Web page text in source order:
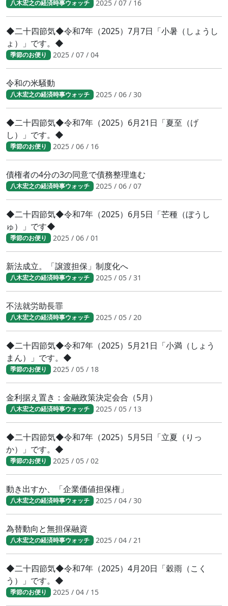
八木宏之の経済時事ウォッチ 2025 / 07 / 16
◆二十四節気◆令和7年（2025）7月7日「小暑（しょうし
ょ）」です。◆
季節のお便り 2025 / 07 / 04
令和の米騒動
八木宏之の経済時事ウォッチ 2025 / 06 / 30
◆二十四節気◆令和7年（2025）6月21日「夏至（げ
し）」です。◆
季節のお便り 2025 / 06 / 16
債権者の4分の3の同意で債務整理進む
八木宏之の経済時事ウォッチ 2025 / 06 / 07
◆二十四節気◆令和7年（2025）6月5日「芒種（ぼうし
ゅ）」です◆
季節のお便り 2025 / 06 / 01
新法成立。「譲渡担保」制度化へ
八木宏之の経済時事ウォッチ 2025 / 05 / 31
不法就労助長罪
八木宏之の経済時事ウォッチ 2025 / 05 / 20
◆二十四節気◆令和7年（2025）5月21日「小満（しょう
まん）」です。◆
季節のお便り 2025 / 05 / 18
金利据え置き：金融政策決定会合（5月）
八木宏之の経済時事ウォッチ 2025 / 05 / 13
◆二十四節気◆令和7年（2025）5月5日「立夏（りっ
か）」です。◆
季節のお便り 2025 / 05 / 02
動き出すか、「企業価値担保権」
八木宏之の経済時事ウォッチ 2025 / 04 / 30
為替動向と無担保融資
八木宏之の経済時事ウォッチ 2025 / 04 / 21
◆二十四節気◆令和7年（2025）4月20日「穀雨（こく
う）」です。◆
季節のお便り 2025 / 04 / 15